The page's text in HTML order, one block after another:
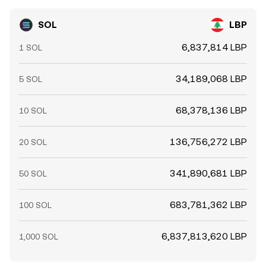
SOL LBP
1 SOL 6,837,814 LBP
5 SOL 34,189,068 LBP
10 SOL 68,378,136 LBP
20 SOL 136,756,272 LBP
50 SOL 341,890,681 LBP
100 SOL 683,781,362 LBP
1,000 SOL 6,837,813,620 LBP